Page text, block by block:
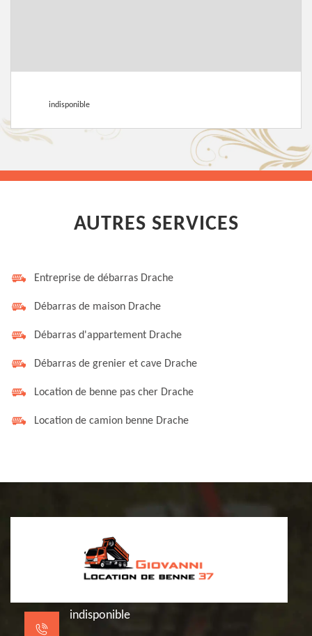
indisponible
AUTRES SERVICES
Entreprise de débarras Drache
Débarras de maison Drache
Débarras d'appartement Drache
Débarras de grenier et cave Drache
Location de benne pas cher Drache
Location de camion benne Drache
indisponible